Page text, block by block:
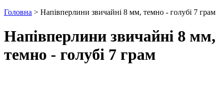
Головна > Напівперлини звичайні 8 мм, темно - голубі 7 грам
Напівперлини звичайні 8 мм,
темно - голубі 7 грам